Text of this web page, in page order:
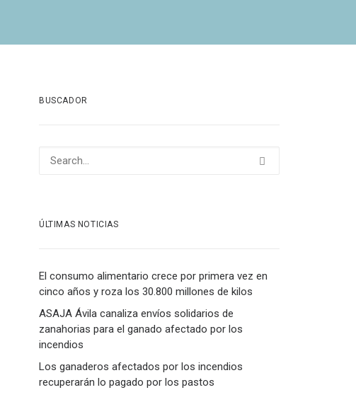
BUSCADOR
ÚLTIMAS NOTICIAS
El consumo alimentario crece por primera vez en
cinco años y roza los 30.800 millones de kilos
ASAJA Ávila canaliza envíos solidarios de
zanahorias para el ganado afectado por los
incendios
Los ganaderos afectados por los incendios
recuperarán lo pagado por los pastos